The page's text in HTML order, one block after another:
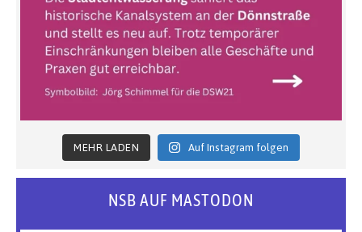
MEHR LADEN Auf Instagram folgen
NSB AUF MASTODON